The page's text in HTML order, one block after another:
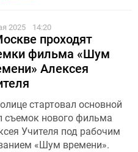
2025 14:20
проходят
фильма «Шум
Алексея
стартовал основной
съемок нового фильма
Учителя под рабочим
«Шум времени».